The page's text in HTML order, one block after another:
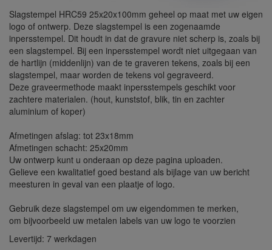
Slagstempel HRC59 25x20x100mm geheel op maat met uw eigen
logo of ontwerp. Deze slagstempel is een zogenaamde
inpersstempel. Dit houdt in dat de gravure niet scherp is, zoals bij
een slagstempel. Bij een inpersstempel wordt niet uitgegaan van
de hartlijn (middenlijn) van de te graveren tekens, zoals bij een
slagstempel, maar worden de tekens vol gegraveerd.
Deze graveermethode maakt inpersstempels geschikt voor
zachtere materialen. (hout, kunststof, blik, tin en zachter
aluminium of koper)
Afmetingen afslag: tot 23x18mm
Afmetingen schacht: 25x20mm
Uw ontwerp kunt u onderaan op deze pagina uploaden.
Gelieve een kwalitatief goed bestand als bijlage van uw bericht
meesturen in geval van een plaatje of logo.
Gebruik deze slagstempel om uw eigendommen te merken,
om bijvoorbeeld uw metalen labels van uw logo te voorzien
Levertijd: 7 werkdagen